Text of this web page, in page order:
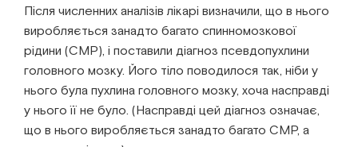
Після численних аналізів лікарі визначили, що в нього
виробляється занадто багато спинномозкової
рідини (СМР), і поставили діагноз псевдопухлини
головного мозку. Його тіло поводилося так, ніби у
нього була пухлина головного мозку, хоча насправді
у нього її не було. (Насправді цей діагноз означає,
що в нього виробляється занадто багато СМР, а